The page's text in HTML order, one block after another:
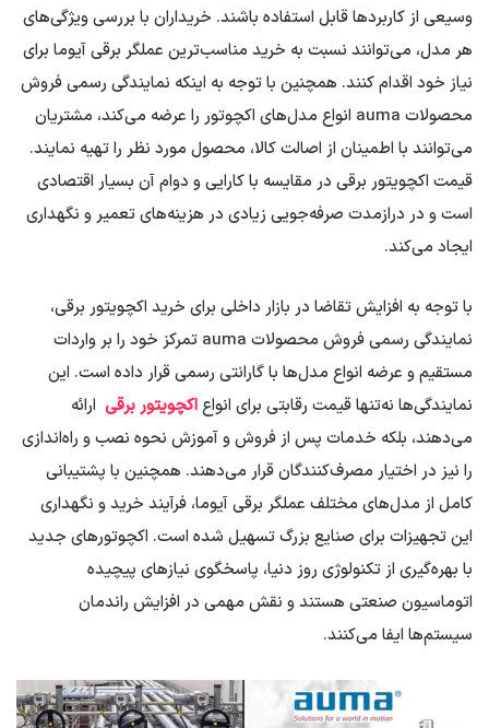
وسیعی از کاربردها قابل استفاده باشند. خریداران با بررسی ویژگی‌های
هر مدل، می‌توانند نسبت به خرید مناسب‌ترین عملگر برقی آیوما برای
نیاز خود اقدام کنند. همچنین با توجه به اینکه نمایندگی رسمی فروش
محصولات auma انواع مدل‌های اکچوتور را عرضه می‌کند، مشتریان
می‌توانند با اطمینان از اصالت کالا، محصول مورد نظر را تهیه نمایند.
قیمت اکچویتور برقی در مقایسه با کارایی و دوام آن بسیار اقتصادی
است و در درازمدت صرفه‌جویی زیادی در هزینه‌های تعمیر و نگهداری
ایجاد می‌کند.
با توجه به افزایش تقاضا در بازار داخلی برای خرید اکچویتور برقی،
نمایندگی رسمی فروش محصولات auma تمرکز خود را بر واردات
مستقیم و عرضه انواع مدل‌ها با گارانتی رسمی قرار داده است. این
نمایندگی‌ها نه‌تنها قیمت رقابتی برای انواعاکچویتور برقی ارائه
می‌دهند، بلکه خدمات پس از فروش و آموزش نحوه نصب و راه‌اندازی
را نیز در اختیار مصرف‌کنندگان قرار می‌دهند. همچنین با پشتیبانی
کامل از مدل‌های مختلف عملگر برقی آیوما، فرآیند خرید و نگهداری
این تجهیزات برای صنایع بزرگ تسهیل شده است. اکچوتورهای جدید
با بهره‌گیری از تکنولوژی روز دنیا، پاسخگوی نیازهای پیچیده
اتوماسیون صنعتی هستند و نقش مهمی در افزایش راندمان
سیستم‌ها ایفا می‌کنند.